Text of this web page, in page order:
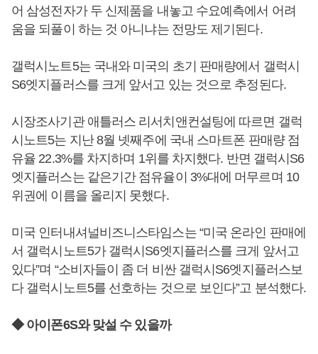
어 삼성전자가 두 신제품을 내놓고 수요예측에서 어려
움을 되풀이 하는 것 아니냐는 전망도 제기된다.
갤럭시노트5는 국내와 미국의 초기 판매량에서 갤럭시
S6엣지플러스를 크게 앞서고 있는 것으로 추정된다.
시장조사기관 애틀러스 리서치앤컨설팅에 따르면 갤럭
시노트5는 지난 8월 넷째주에 국내 스마트폰 판매량 점
유율 22.3%를 차지하며 1위를 차지했다. 반면 갤럭시S6
엣지플러스는 같은기간 점유율이 3%대에 머무르며 10
위권에 이름을 올리지 못했다.
미국 인터내셔널비즈니스타임스는 “미국 온라인 판매에
서 갤럭시노트5가 갤럭시S6엣지플러스를 크게 앞서고
있다”며 “소비자들이 좀 더 비싼 갤럭시S6엣지플러스보
다 갤럭시노트5를 선호하는 것으로 보인다”고 분석했다.
◆ 아이폰6S와 맞설 수 있을까